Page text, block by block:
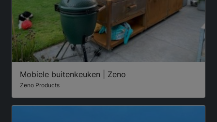
Mobiele buitenkeuken | Zeno
Zeno Products